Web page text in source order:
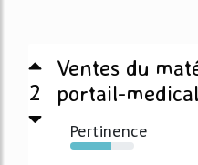
2
Ventes du
portail-
Pertinence
64%